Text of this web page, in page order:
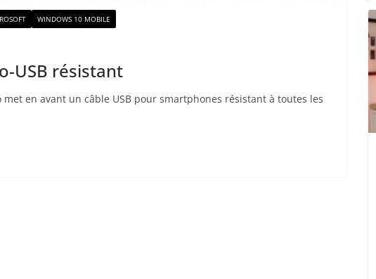
WINDOWS 10 MOBILE
USB résistant
met en avant un câble USB pour smartphones résistant à toutes les
t
r
e
e
-
a
i